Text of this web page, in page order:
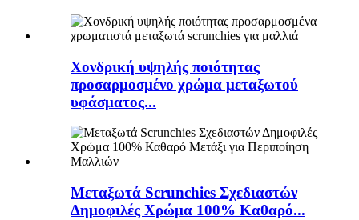
Χονδρική υψηλής ποιότητας
προσαρμοσμένο χρώμα μεταξωτού
υφάσματος...
Μεταξωτά Scrunchies Σχεδιαστών
Δημοφιλές Χρώμα 100% Καθαρό...